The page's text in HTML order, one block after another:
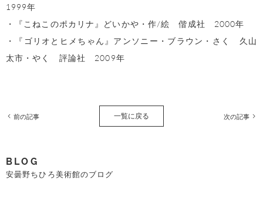
1999年
・『こねこのポカリナ』どいかや・作/絵 偕成社 2000年
・『ゴリオとヒメちゃん』アンソニー・ブラウン・さく 久山
太市・やく 評論社 2009年
前の記事 一覧に戻る 次の記事
BLOG
安曇野ちひろ美術館のブログ